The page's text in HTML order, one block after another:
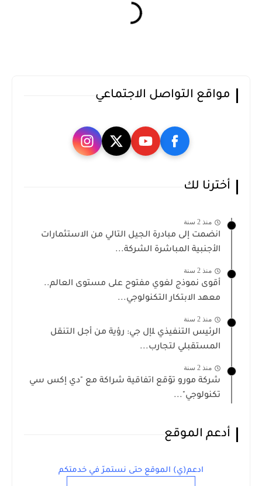
مواقع التواصل الاجتماعي
أخترنا لك
منذ 2 سنة
انضمت إلى مبادرة الجيل التالي من الاستثمارات
الأجنبية المباشرة الشركة...
منذ 2 سنة
أقوى نموذج لغوي مفتوح على مستوى العالم..
معهد الابتكار التكنولوجي...
منذ 2 سنة
الرئيس التنفيذي ﻠإل جي: رؤية من أجل التنقل
المستقبلي لتجارب...
منذ 2 سنة
شركة مورو توّقع اتفاقية شراكة مع "دي إكس سي
تكنولوجي"...
أدعم الموقع
ادعم(ي) الموقع حتى نستمرّ في خدمتكم